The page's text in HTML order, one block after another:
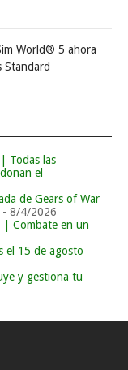
World® 5 ahora
Standard
Todas las
el
de Gears of War
- 8/4/2026
| Combate en un
el 15 de agosto
y gestiona tu